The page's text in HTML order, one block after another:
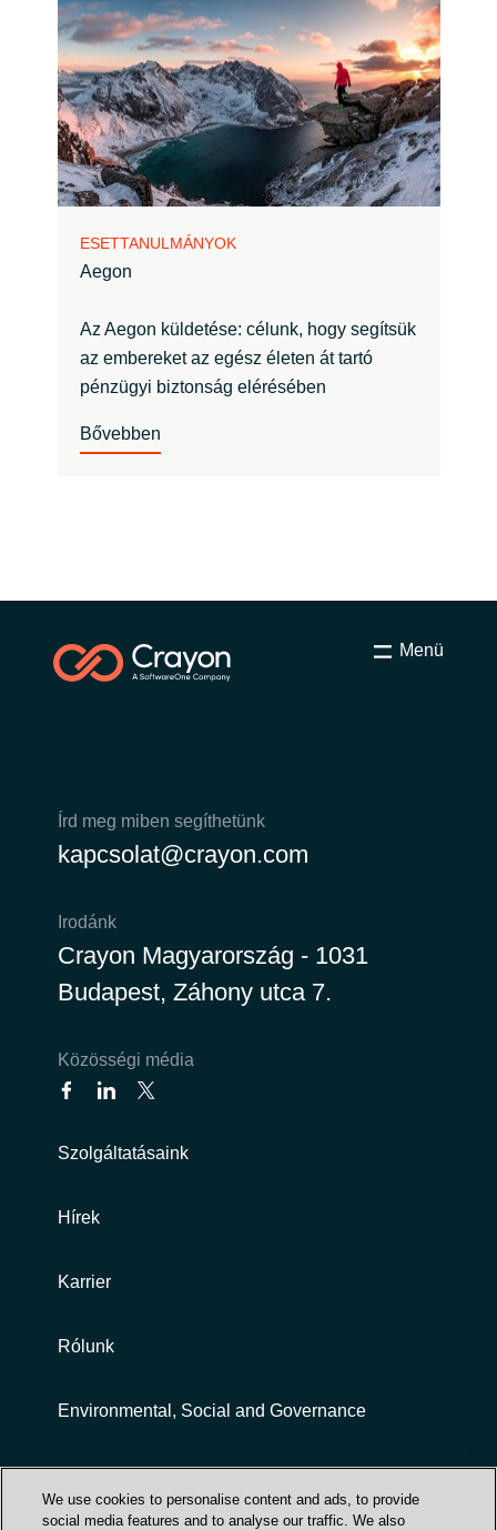
ESETTANULMÁNYOK
Aegon
Az Aegon küldetése: célunk, hogy segítsük
az embereket az egész életen át tartó
pénzügyi biztonság elérésében
Bővebben
Menü
Írd meg miben segíthetünk
kapcsolat@crayon.com
Irodánk
Crayon Magyarország - 1031
Budapest, Záhony utca 7.
Közösségi média
Szolgáltatásaink
Hírek
Karrier
Rólunk
Environmental, Social and Governance
Customer terms and conditions
We use cookies to personalise content and ads, to provide
social media features and to analyse our traffic. We also